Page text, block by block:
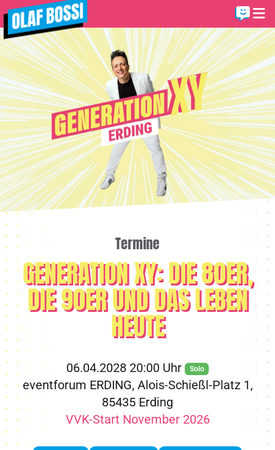
Termine
GENERATION XY: DIE 80ER,
DIE 90ER UND DAS LEBEN
HEUTE
06.04.2028 20:00 Uhr Solo
eventforum ERDING, Alois-Schießl-Platz 1,
85435 Erding
VVK-Start November 2026